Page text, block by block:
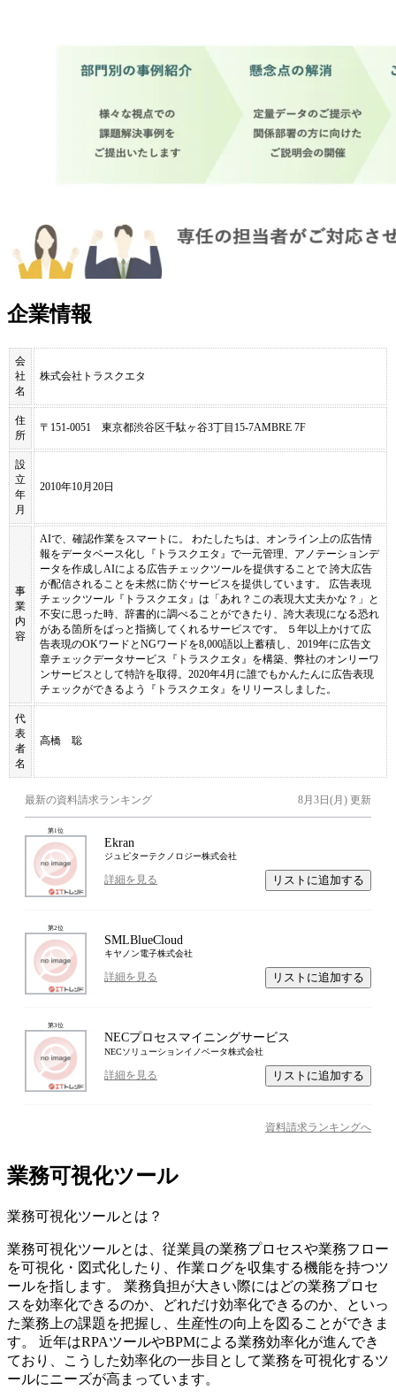
企業情報
会
社
名
株式会社トラスクエタ
住
所
〒151‐0051 東京都渋谷区千駄ヶ谷3丁目15-7AMBRE 7F
設
立
年
月
2010年10月20日
事
業
内
容
AIで、確認作業をスマートに。 わたしたちは、オンライン上の広告情
報をデータベース化し『トラスクエタ』で一元管理、アノテーションデ
ータを作成しAIによる広告チェックツールを提供することで 誇大広告
が配信されることを未然に防ぐサービスを提供しています。 広告表現
チェックツール『トラスクエタ』は「あれ？この表現大丈夫かな？」と
不安に思った時、辞書的に調べることができたり、誇大表現になる恐れ
がある箇所をぱっと指摘してくれるサービスです。 ５年以上かけて広
告表現のOKワードとNGワードを8,000語以上蓄積し、2019年に広告文
章チェックデータサービス『トラスクエタ』を構築、弊社のオンリーワ
ンサービスとして特許を取得。2020年4月に誰でもかんたんに広告表現
チェックができるよう『トラスクエタ』をリリースしました。
代
表
者
名
高橋 聡
最新の資料請求ランキング 8月3日(月) 更新
第1位
Ekran
ジュピターテクノロジー株式会社
詳細を見る リストに追加する
第2位
SMLBlueCloud
キヤノン電子株式会社
詳細を見る リストに追加する
第3位
NECプロセスマイニングサービス
NECソリューションイノベータ株式会社
詳細を見る リストに追加する
資料請求ランキングへ
業務可視化ツール
業務可視化ツールとは？
業務可視化ツールとは、従業員の業務プロセスや業務フロー
を可視化・図式化したり、作業ログを収集する機能を持つツ
ールを指します。 業務負担が大きい際にはどの業務プロセ
スを効率化できるのか、どれだけ効率化できるのか、といっ
た業務上の課題を把握し、生産性の向上を図ることができま
す。 近年はRPAツールやBPMによる業務効率化が進んでき
ており、こうした効率化の一歩目として業務を可視化するツ
ールにニーズが高まっています。